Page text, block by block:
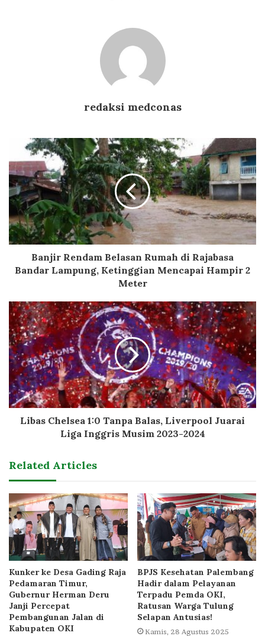
redaksi medconas
Banjir Rendam Belasan Rumah di Rajabasa
Bandar Lampung, Ketinggian Mencapai Hampir 2
Meter
Libas Chelsea 1:0 Tanpa Balas, Liverpool Juarai
Liga Inggris Musim 2023-2024
Related Articles
Kunker ke Desa Gading Raja
Pedamaran Timur,
Gubernur Herman Deru
Janji Percepat
Pembangunan Jalan di
Kabupaten OKI
BPJS Kesehatan Palembang
Hadir dalam Pelayanan
Terpadu Pemda OKI,
Ratusan Warga Tulung
Selapan Antusias!
Kamis, 28 Agustus 2025